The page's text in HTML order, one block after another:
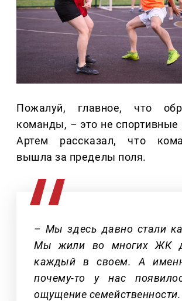
Пожалуй, главное, что
команды, – это не спортивные
Артем рассказал, что
вышла за пределы поля.
– Мы здесь давно стали
Мы жили во многих ЖК
каждый в своем. А
почему-то у нас
ощущение семейственности.